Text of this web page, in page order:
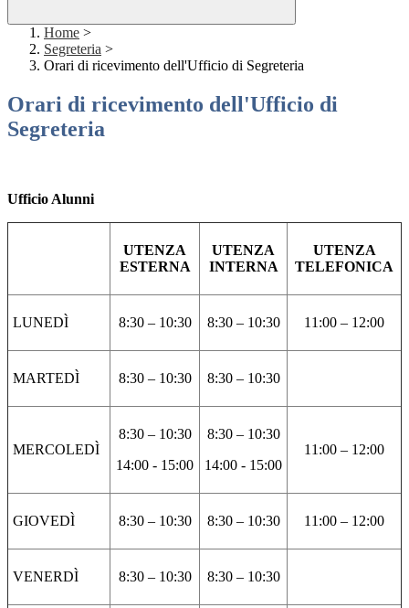
Home >
Segreteria >
Orari di ricevimento dell'Ufficio di Segreteria
Orari di ricevimento dell'Ufficio di
Segreteria
Ufficio Alunni
UTENZA
ESTERNA
UTENZA
INTERNA
UTENZA
TELEFONICA
LUNEDÌ 8:30 – 10:30 8:30 – 10:30 11:00 – 12:00
MARTEDÌ 8:30 – 10:30 8:30 – 10:30
MERCOLEDÌ
8:30 – 10:30
14:00 - 15:00
8:30 – 10:30
14:00 - 15:00
11:00 – 12:00
GIOVEDÌ 8:30 – 10:30 8:30 – 10:30 11:00 – 12:00
VENERDÌ 8:30 – 10:30 8:30 – 10:30